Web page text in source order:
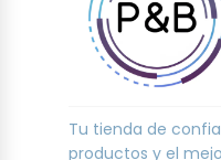
Tu tienda de
productos y el